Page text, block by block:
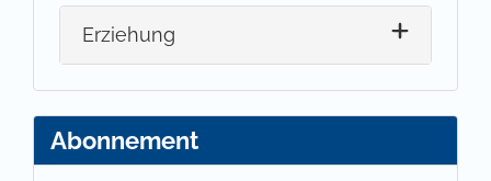
Erziehung
Abonnement